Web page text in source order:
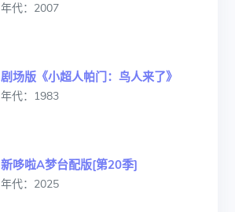
年代：2007
剧场版《小超人帕门：鸟人来了》
年代：1983
新哆啦A梦台配版[第20季]
年代：2025